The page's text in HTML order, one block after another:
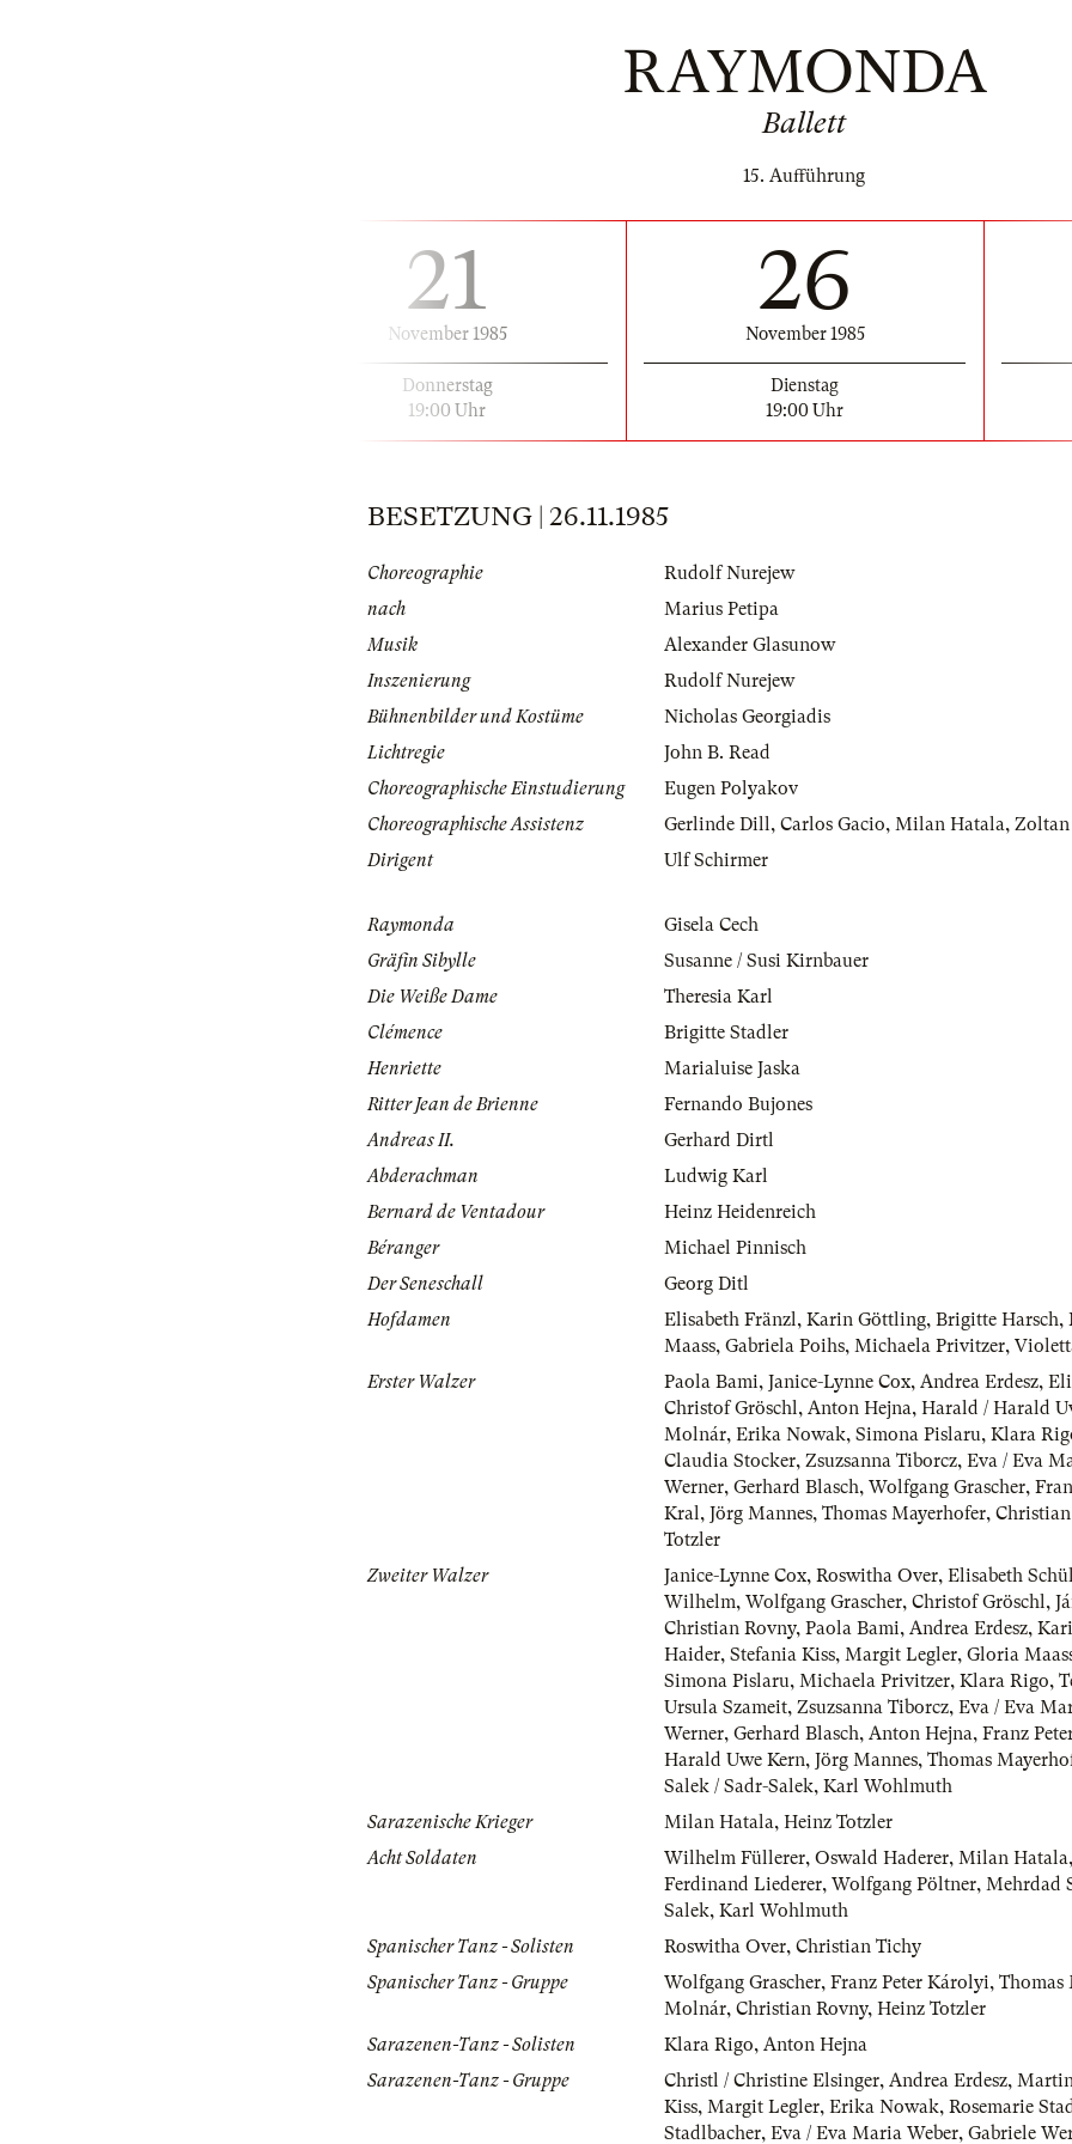
RAYMONDA
Ballett
15. Aufführung
21
November 1985
Donnerstag
19:00 Uhr
26
November 1985
Dienstag
19:00 Uhr
BESETZUNG | 26.11.1985
Choreographie
Rudolf Nurejew
nach
Marius Petipa
Musik
Alexander Glasunow
Inszenierung
Rudolf Nurejew
Bühnenbilder und Kostüme
Nicholas Georgiadis
Lichtregie
John B. Read
Choreographische Einstudierung
Eugen Polyakov
Choreographische Assistenz
Gerlinde Dill, Carlos Gacio, Milan Hatala, Zoltan
Dirigent
Ulf Schirmer
Raymonda
Gisela Cech
Gräfin Sibylle
Susanne / Susi Kirnbauer
Die Weiße Dame
Theresia Karl
Clémence
Brigitte Stadler
Henriette
Marialuise Jaska
Ritter Jean de Brienne
Fernando Bujones
Andreas II.
Gerhard Dirtl
Abderachman
Ludwig Karl
Bernard de Ventadour
Heinz Heidenreich
Béranger
Michael Pinnisch
Der Seneschall
Georg Ditl
Hofdamen
Elisabeth Fränzl, Karin Göttling, Brigitte Harsch,
Maass, Gabriela Poihs, Michaela Privitzer,
Erster Walzer
Paola Bami, Janice-Lynne Cox, Andrea Erdesz,
Christof Gröschl, Anton Hejna, Harald / Harald
Molnár, Erika Nowak, Simona Pislaru, Klara
Claudia Stocker, Zsuzsanna Tiborcz, Eva / Eva
Werner, Gerhard Blasch, Wolfgang Grascher,
Kral, Jörg Mannes, Thomas Mayerhofer,
Totzler
Zweiter Walzer
Janice-Lynne Cox, Roswitha Over, Elisabeth
Wilhelm, Wolfgang Grascher, Christof Gröschl,
Christian Rovny, Paola Bami, Andrea Erdesz,
Haider, Stefania Kiss, Margit Legler, Gloria
Simona Pislaru, Michaela Privitzer, Klara Rigo,
Ursula Szameit, Zsuzsanna Tiborcz, Eva / Eva
Werner, Gerhard Blasch, Anton Hejna, Franz
Harald Uwe Kern, Jörg Mannes, Thomas
Salek / Sadr-Salek, Karl Wohlmuth
Sarazenische Krieger
Milan Hatala, Heinz Totzler
Acht Soldaten
Wilhelm Füllerer, Oswald Haderer, Milan Hatala
Ferdinand Liederer, Wolfgang Pöltner, Mehrdad
Salek, Karl Wohlmuth
Spanischer Tanz - Solisten
Roswitha Over, Christian Tichy
Spanischer Tanz - Gruppe
Wolfgang Grascher, Franz Peter Károlyi, Thomas
Molnár, Christian Rovny, Heinz Totzler
Sarazenen-Tanz - Solisten
Klara Rigo, Anton Hejna
Sarazenen-Tanz - Gruppe
Christl / Christine Elsinger, Andrea Erdesz,
Kiss, Margit Legler, Erika Nowak, Rosemarie
Stadlbacher, Eva / Eva Maria Weber, Gabriele